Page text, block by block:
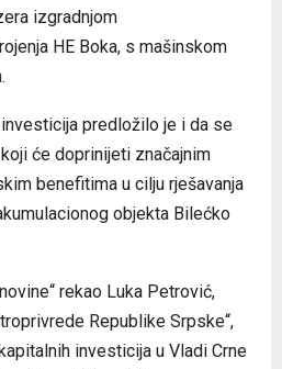
izgradnjom
HE Boka, s mašinskom
predložilo je i da se
će doprinijeti značajnim
benefitima u cilju rješavanja
objekta Bilećko
rekao Luka Petrović,
Republike Srpske“,
investicija u Vladi Crne